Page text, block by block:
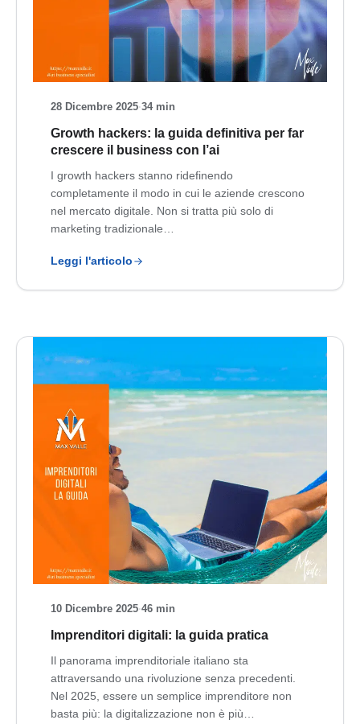
28 Dicembre 2025·34 min
Growth hackers: la guida definitiva per far
crescere il business con l’ai
I growth hackers stanno ridefinendo
completamente il modo in cui le aziende crescono
nel mercato digitale. Non si tratta più solo di
marketing tradizionale…
Leggi l'articolo
10 Dicembre 2025·46 min
Imprenditori digitali: la guida pratica
Il panorama imprenditoriale italiano sta
attraversando una rivoluzione senza precedenti.
Nel 2025, essere un semplice imprenditore non
basta più: la digitalizzazione non è più…